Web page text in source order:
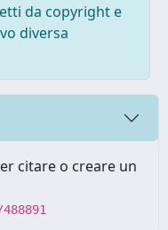
da copyright e
diversa
citare o creare un